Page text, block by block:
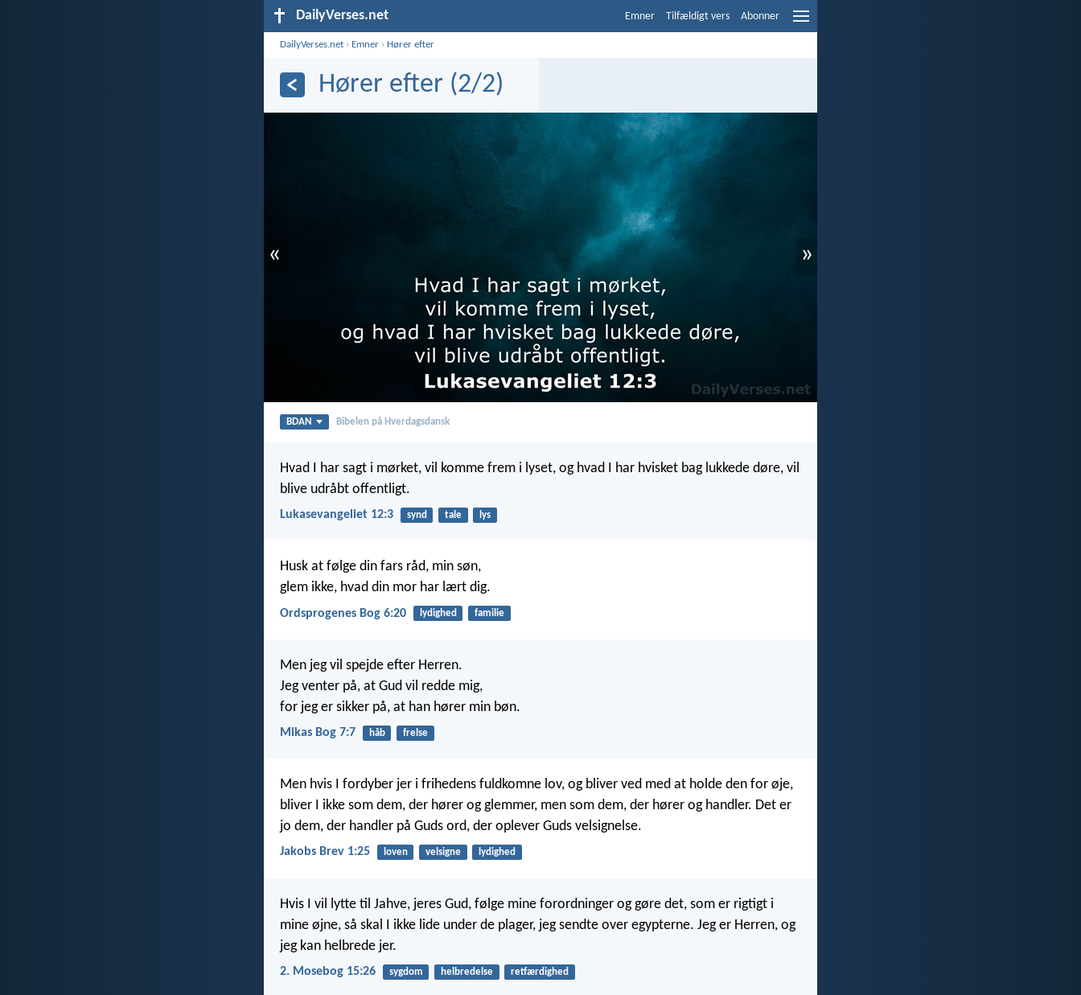
DailyVerses.net Emner Tilfældigt vers Abonner
DailyVerses.net › Emner › Hører efter
Hører efter (2/2)
« »
BDAN Bibelen på Hverdagsdansk
Hvad I har sagt i mørket, vil komme frem i lyset, og hvad I har hvisket bag lukkede døre, vil
blive udråbt offentligt.
Lukasevangeliet 12:3 synd tale lys
Husk at følge din fars råd, min søn,
glem ikke, hvad din mor har lært dig.
Ordsprogenes Bog 6:20 lydighed familie
Men jeg vil spejde efter Herren.
Jeg venter på, at Gud vil redde mig,
for jeg er sikker på, at han hører min bøn.
Mikas Bog 7:7 håb frelse
Men hvis I fordyber jer i frihedens fuldkomne lov, og bliver ved med at holde den for øje,
bliver I ikke som dem, der hører og glemmer, men som dem, der hører og handler. Det er
jo dem, der handler på Guds ord, der oplever Guds velsignelse.
Jakobs Brev 1:25 loven velsigne lydighed
Hvis I vil lytte til Jahve, jeres Gud, følge mine forordninger og gøre det, som er rigtigt i
mine øjne, så skal I ikke lide under de plager, jeg sendte over egypterne. Jeg er Herren, og
jeg kan helbrede jer.
2. Mosebog 15:26 sygdom helbredelse retfærdighed